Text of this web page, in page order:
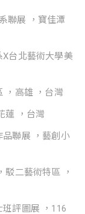
聯展 ，寶佳潭
台北藝術大學美
，高雄 ，台灣
蓮 ，台灣
品聯展 ，藝創小
駁二藝術特區 ，
班評圖展 ，116